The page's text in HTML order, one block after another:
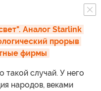
Аналог Starlink
прорыв
фирмы
случай. У него
народов, веками